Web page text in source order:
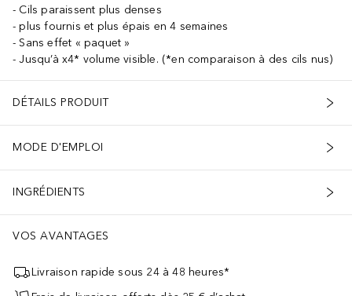
Cils paraissent plus denses
plus fournis et plus épais en 4 semaines
Sans effet « paquet »
Jusqu’à x4* volume visible. (*en comparaison à des cils nus)
DÉTAILS PRODUIT
MODE D'EMPLOI
INGRÉDIENTS
VOS AVANTAGES
Livraison rapide sous 24 à 48 heures*